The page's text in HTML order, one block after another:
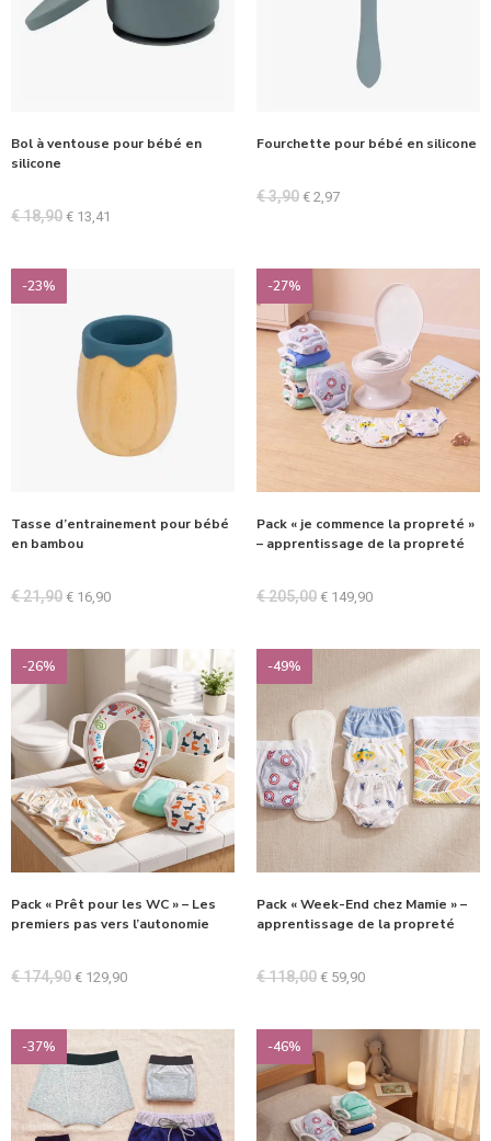
Bol à ventouse pour bébé en
silicone
€18,90 € 13,41
Fourchette pour bébé en silicone
€3,90 € 2,97
-23%
Tasse d’entrainement pour bébé
en bambou
€21,90 € 16,90
-27%
Pack « je commence la propreté »
– apprentissage de la propreté
€205,00 € 149,90
-26%
Pack « Prêt pour les WC » – Les
premiers pas vers l’autonomie
€174,90 € 129,90
-49%
Pack « Week-End chez Mamie » –
apprentissage de la propreté
€118,00 € 59,90
-37% -46%